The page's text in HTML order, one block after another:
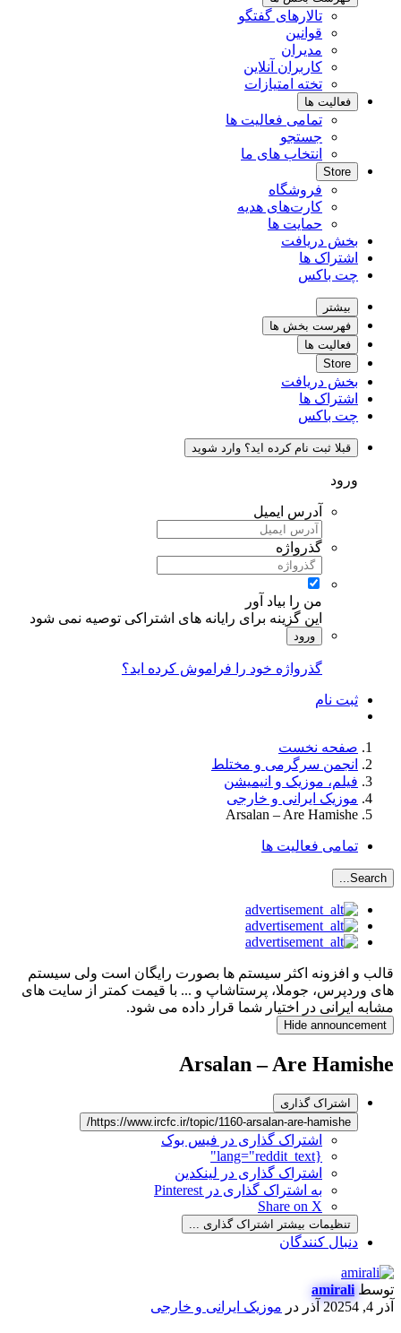
تالارهای گفتگو
قوانین
مدیران
کاربران آنلاین
تخته امتیازات
فعالیت ها
تمامی فعالیت ها
جستجو
انتخاب های ما
Store
فروشگاه
کارت‌های هدیه
حمایت ها
بخش دریافت
اشتراک ها
چت باکس
بیشتر
فهرست بخش ها
فعالیت ها
Store
بخش دریافت
اشتراک ها
چت باکس
قبلا ثبت نام کرده اید؟ وارد شوید
ورود
آدرس ایمیل
گذرواژه
من را بیاد آور
این گزینه برای رایانه های اشتراکی توصیه نمی شود
ورود
گذرواژه خود را فراموش کرده اید؟
ثبت نام
صفحه نخست
انجمن سرگرمی و مختلط
فیلم، موزیک و انیمیشن
موزیک ایرانی و خارجی
Arsalan – Are Hamishe
تمامی فعالیت ها
Search...
قالب و افزونه اکثر سیستم ها بصورت رایگان است ولی سیستم
های وردپرس، جوملا، پرستاشاپ و ... با قیمت کمتر از سایت های
مشابه ایرانی در اختیار شما قرار داده می شود.
Hide announcement
Arsalan – Are Hamishe
اشتراک گذاری
https://www.ircfc.ir/topic/1160-arsalan-are-hamishe/
اشتراک گذاری در فیس بوک
{lang="reddit_text"
اشتراک گذاری در لینکدین
به اشتراک گذاری در Pinterest
Share on X
تنظیمات بیشتر اشتراک گذاری ...
دنبال کنندگان
توسطamirali
آذر 4, 2025
4 آذر در موزیک ایرانی و خارجی